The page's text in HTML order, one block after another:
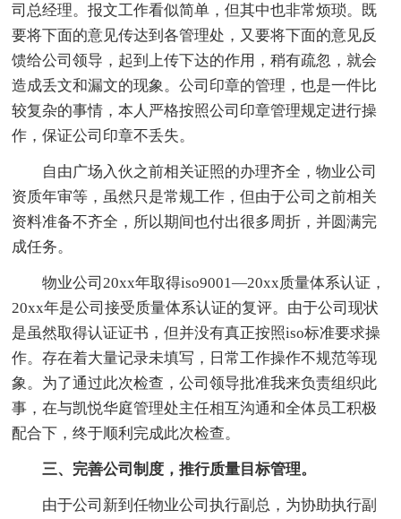
司总经理。报文工作看似简单，但其中也非常烦琐。既
要将下面的意见传达到各管理处，又要将下面的意见反
馈给公司领导，起到上传下达的作用，稍有疏忽，就会
造成丢文和漏文的现象。公司印章的管理，也是一件比
较复杂的事情，本人严格按照公司印章管理规定进行操
作，保证公司印章不丢失。
自由广场入伙之前相关证照的办理齐全，物业公司
资质年审等，虽然只是常规工作，但由于公司之前相关
资料准备不齐全，所以期间也付出很多周折，并圆满完
成任务。
物业公司20xx年取得iso9001—20xx质量体系认证，
20xx年是公司接受质量体系认证的复评。由于公司现状
是虽然取得认证证书，但并没有真正按照iso标准要求操
作。存在着大量记录未填写，日常工作操作不规范等现
象。为了通过此次检查，公司领导批准我来负责组织此
事，在与凯悦华庭管理处主任相互沟通和全体员工积极
配合下，终于顺利完成此次检查。
三、完善公司制度，推行质量目标管理。
由于公司新到任物业公司执行副总，为协助执行副